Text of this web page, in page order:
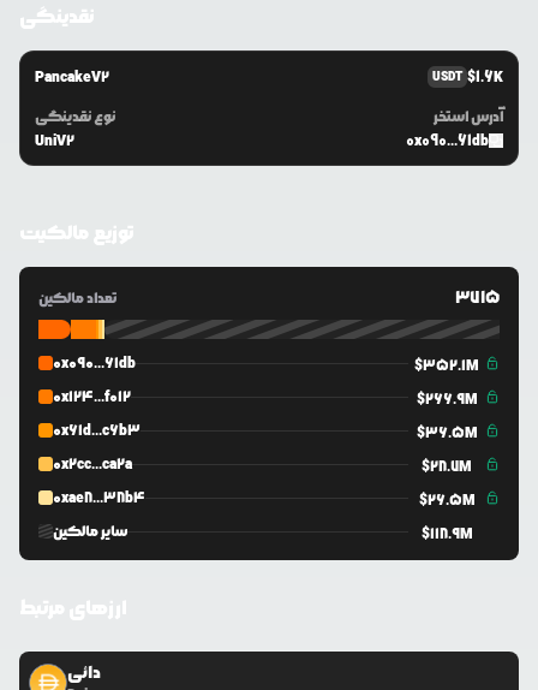
نقدینگی
PancakeV2 USDT $1.6K
نوع نقدینگی
UniV2
آدرس استخر
0x090...61db
توزیع مالکیت
تعداد مالکین 3715
0x090...61db $352.1M
0x124...f012
$266.9M
0x61d...c6b3
$36.5M
0x2cc...ca2a
$28.7M
0xae8...38b4
$26.5M
سایر مالکین
$118.9M
دائی